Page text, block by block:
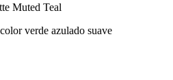
Muted Teal
verde azulado suave